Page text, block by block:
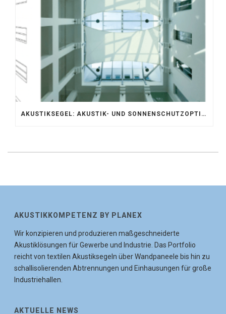
AKUSTIKSEGEL: AKUSTIK- UND SONNENSCHUTZOPTIMIERUNG IM ATRIUM DER UNIVERSITÄT BONN
AKUSTIKKOMPETENZ BY PLANEX
Wir konzipieren und produzieren maßgeschneiderte
Akustiklösungen für Gewerbe und Industrie. Das Portfolio
reicht von textilen Akustiksegeln über Wandpaneele bis hin zu
schallisolierenden Abtrennungen und Einhausungen für große
Industriehallen.
AKTUELLE NEWS